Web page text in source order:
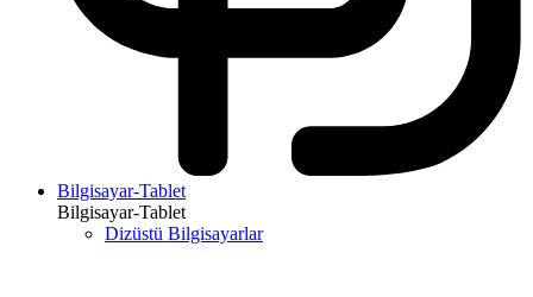
Bilgisayar-Tablet
Bilgisayar-Tablet
Dizüstü Bilgisayarlar